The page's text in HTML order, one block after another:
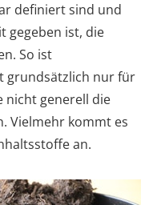
definiert sind und
gegeben ist, die
So ist
grundsätzlich nur für
nicht generell die
Vielmehr kommt es
an.